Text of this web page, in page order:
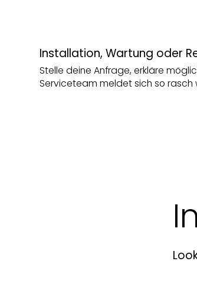
Installation, Wartung oder
Stelle deine Anfrage, erkläre
Serviceteam meldet sich so rasch